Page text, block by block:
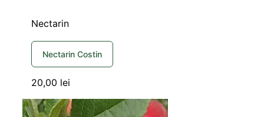
Nectarin
Nectarin Costin
20,00 lei